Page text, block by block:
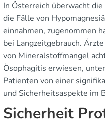
In Österreich überwacht
die Fälle von
einnahmen, zugenommen
bei Langzeitgebrauch.
von Mineralstoffmangel
Ösophagitis erwiesen,
Patienten von einer
und Sicherheitsaspekte im
Sicherheit